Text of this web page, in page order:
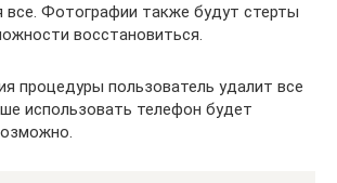
все. Фотографии также будут стерты
восстановиться.
процедуры пользователь удалит все
использовать телефон будет